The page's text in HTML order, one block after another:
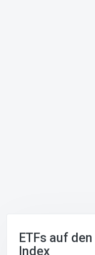
ETFs auf
Index